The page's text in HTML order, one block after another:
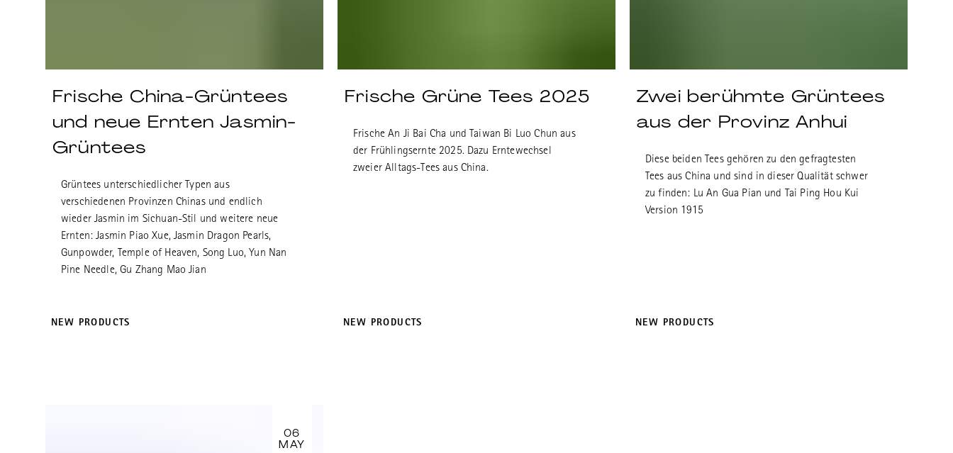
Frische China-Grüntees
und neue Ernten Jasmin-
Grüntees
Grüntees unterschiedlicher Typen aus
verschiedenen Provinzen Chinas und endlich
wieder Jasmin im Sichuan-Stil und weitere neue
Ernten: Jasmin Piao Xue, Jasmin Dragon Pearls,
Gunpowder, Temple of Heaven, Song Luo, Yun Nan
Pine Needle, Gu Zhang Mao Jian
NEW PRODUCTS
Frische Grüne Tees 2025
Frische An Ji Bai Cha und Taiwan Bi Luo Chun aus
der Frühlingsernte 2025. Dazu Erntewechsel
zweier Alltags-Tees aus China.
NEW PRODUCTS
Zwei berühmte Grüntees
aus der Provinz Anhui
Diese beiden Tees gehören zu den gefragtesten
Tees aus China und sind in dieser Qualität schwer
zu finden: Lu An Gua Pian und Tai Ping Hou Kui
Version 1915
NEW PRODUCTS
06
MAY